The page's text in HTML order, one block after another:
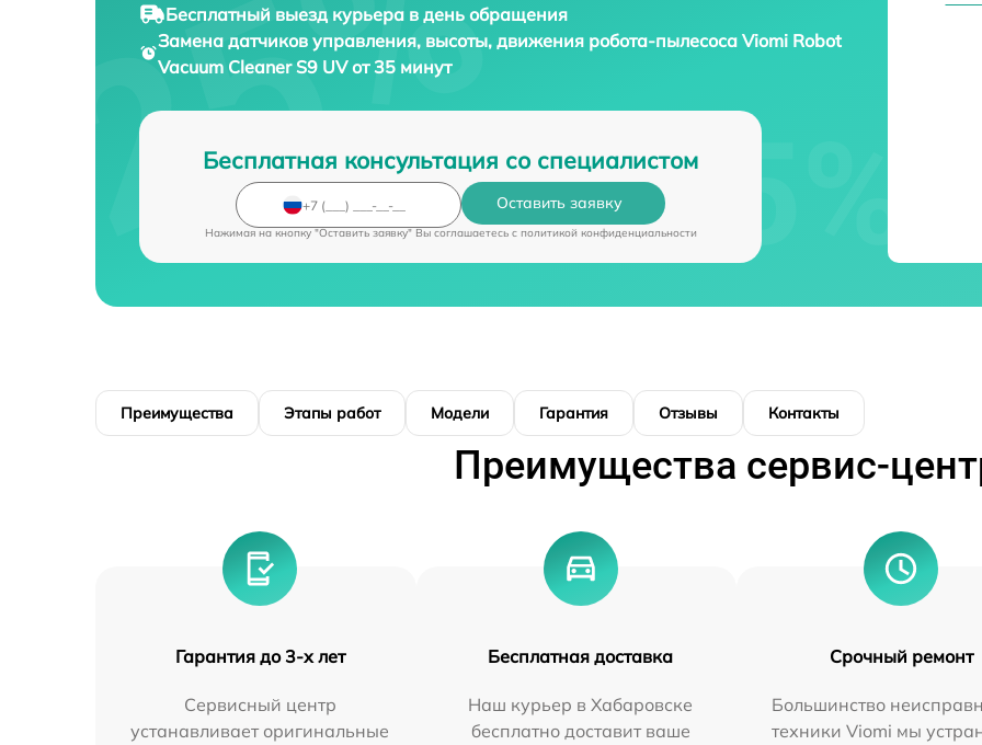
Бесплатный выезд курьера в день обращения
Замена датчиков управления, высоты, движения робота-пылесоса Viomi Robot
Vacuum Cleaner S9 UV от 35 минут
Бесплатная консультация со специалистом
Оставить заявку
Нажимая на кнопку "Оставить заявку" Вы соглашаетесь c политикой конфиденциальности
Преимущества Этапы работ Модели Гарантия Отзывы Контакты
Преимущества сервис-
Гарантия до 3-х лет
Сервисный центр
устанавливает оригинальные
Бесплатная доставка
Наш курьер в Хабаровске
бесплатно доставит ваше
Срочный ремонт
Большинство
техники Viomi мы